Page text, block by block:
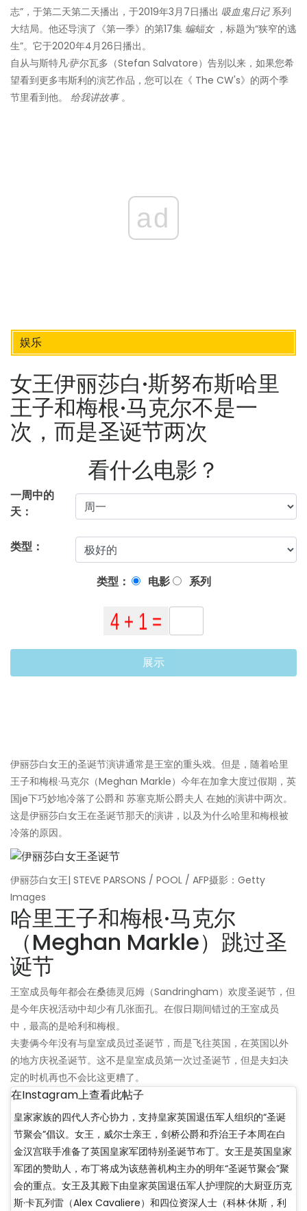
志”，于第二天第二天播出，于2019年3月7日播出 吸血鬼日记系列
大结局。他还导演了《第一季》的第17集 蝙蝠女，标题为“狭窄的逃
生”。它于2020年4月26日播出。
自从与斯特凡·萨尔瓦多（Stefan Salvatore）告别以来，如果您希
望看到更多韦斯利的演艺作品，您可以在《 The CW's》的两个季
节里看到他。 给我讲故事。
ad
娱乐
女王伊丽莎白·斯努布斯哈里
王子和梅根·马克尔不是一
次，而是圣诞节两次
看什么电影？
一周中的
天：
类型：
类型： 电影 系列
展示
伊丽莎白女王的圣诞节演讲通常是王室的重头戏。但是，随着哈里
王子和梅根·马克尔（Meghan Markle）今年在加拿大度过假期，英
国je下巧妙地冷落了公爵和 苏塞克斯公爵夫人 在她的演讲中两次。
这是伊丽莎白女王在圣诞节那天的演讲，以及为什么哈里和梅根被
冷落的原因。
伊丽莎白女王| STEVE PARSONS / POOL / AFP摄影：Getty
Images
哈里王子和梅根·马克尔
（Meghan Markle）跳过圣
诞节
王室成员每年都会在桑德灵厄姆（Sandringham）欢度圣诞节，但
是今年庆祝活动中却少有几张面孔。在假日期间错过的王室成员
中，最高的是哈利和梅根。
夫妻俩今年没有与皇室成员过圣诞节，而是飞往英国，在英国以外
的地方庆祝圣诞节。这不是皇室成员第一次过圣诞节，但是夫妇决
定的时机再也不会比这更糟了。
在Instagram上查看此帖子
皇家家族的四代人齐心协力，支持皇家英国退伍军人组织的“圣诞
节聚会”倡议。女王，威尔士亲王，剑桥公爵和乔治王子本周在白
金汉宫联手准备了英国皇家军团特别圣诞节布丁。女王是英国皇家
军团的赞助人，布丁将成为该慈善机构主办的明年“圣诞节聚会”聚
会的重点。女王及其殿下由皇家英国退伍军人护理院的大厨亚历克
斯·卡瓦列雷（Alex Cavaliere）和四位资深人士（科林·休斯，利